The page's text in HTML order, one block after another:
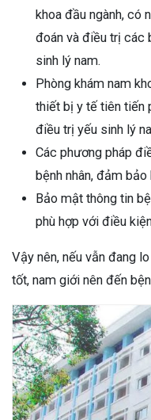
khoa đầu ngành, có
đoán và điều trị các
sinh lý nam.
Phòng khám nam
thiết bị y tế tiên tiến
điều trị yếu sinh lý
Các phương pháp
bệnh nhân, đảm bảo
Bảo mật thông tin
phù hợp với điều
Vậy nên, nếu vẫn đang
tốt, nam giới nên đến